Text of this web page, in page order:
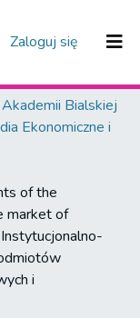
Zaloguj się (current)
Bialskiej
Ekonomiczne i
of the
market of
i